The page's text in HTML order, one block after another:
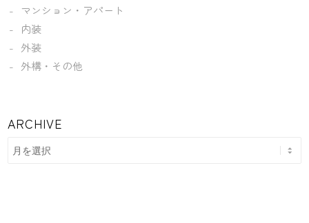
マンション・アパート
内装
外装
外構・その他
ARCHIVE